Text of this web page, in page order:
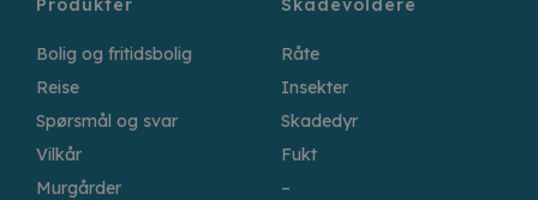
Produkter
Bolig og fritidsbolig
Reise
Spørsmål og svar
Vilkår
Murgårder
Skadevoldere
Råte
Insekter
Skadedyr
Fukt
–